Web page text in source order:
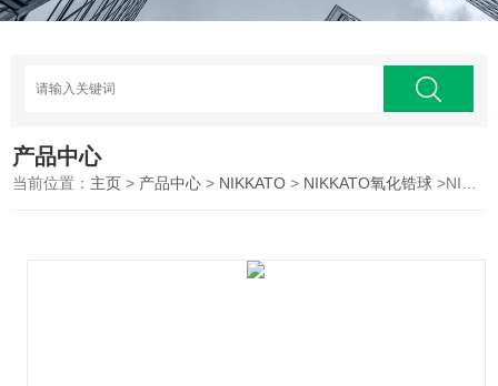
产品中心
当前位置： 主页 > 产品中心 > NIKKATO > NIKKATO氧化锆球 >NIKKATO氧化锆球